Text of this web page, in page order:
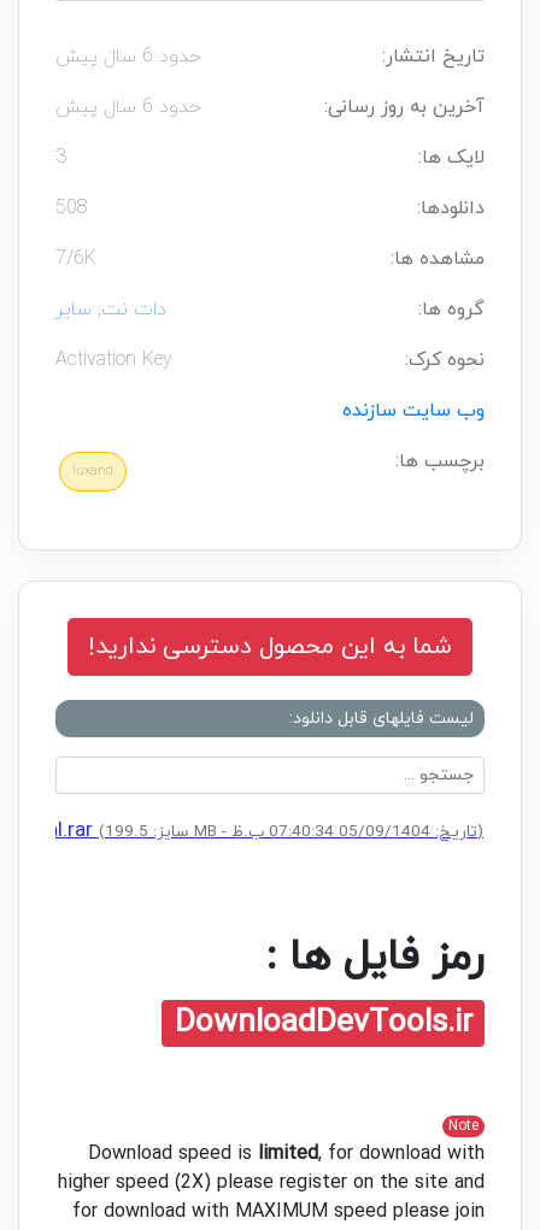
تاریخ انتشار:
حدود 6 سال پیش
آخرین به روز رسانی:
حدود 6 سال پیش
لایک ها:
3
دانلودها:
508
مشاهده ها:
7/6K
گروه ها:
دات نت, سایر
نحوه کرک:
Activation Key
وب سایت سازنده
برچسب ها:
luxand
شما به این محصول دسترسی ندارید!
لیست فایلهای قابل دانلود:
Serial.rar (سایز: 199.5 MB - تاریخ: 05/09/1404 07:40:34 ب.ظ)
رمز فایل ها :
DownloadDevTools.ir
Note
Download speed is limited, for download with
higher speed (2X) please register on the site and
for download with MAXIMUM speed please join